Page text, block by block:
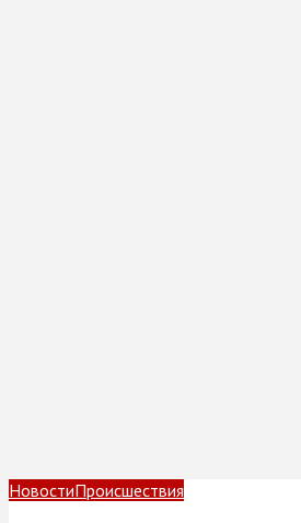
НовостиПроисшествия